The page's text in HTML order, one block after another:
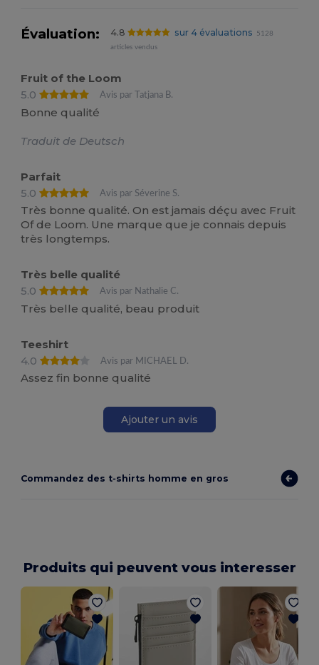
Évaluation: 4.8 sur 4 évaluations
5128
articles vendus
Fruit of the Loom
5.0
Avis par Tatjana B.
Bonne qualité
Traduit de Deutsch
Parfait
5.0
Avis par Séverine S.
Très bonne qualité. On est jamais déçu avec Fruit
Of de Loom. Une marque que je connais depuis
très longtemps.
Très belle qualité
5.0
Avis par Nathalie C.
Très belle qualité, beau produit
Teeshirt
4.0
Avis par MICHAEL D.
Assez fin bonne qualité
Ajouter un avis
Commandez des t‑shirts homme en gros
Produits qui peuvent vous interesser